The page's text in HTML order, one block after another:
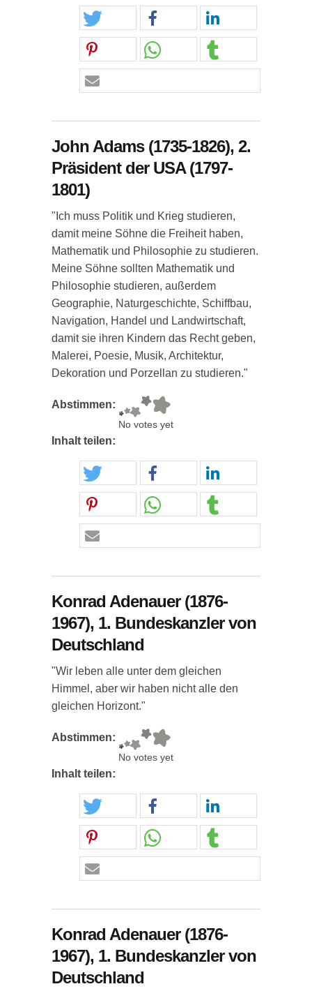
John Adams (1735-1826), 2.
Präsident der USA (1797-
1801)
"Ich muss Politik und Krieg studieren,
damit meine Söhne die Freiheit haben,
Mathematik und Philosophie zu studieren.
Meine Söhne sollten Mathematik und
Philosophie studieren, außerdem
Geographie, Naturgeschichte, Schiffbau,
Navigation, Handel und Landwirtschaft,
damit sie ihren Kindern das Recht geben,
Malerei, Poesie, Musik, Architektur,
Dekoration und Porzellan zu studieren."
Abstimmen:
No votes yet
Inhalt teilen:
Konrad Adenauer (1876-
1967), 1. Bundeskanzler von
Deutschland
"Wir leben alle unter dem gleichen
Himmel, aber wir haben nicht alle den
gleichen Horizont."
Abstimmen:
No votes yet
Inhalt teilen:
Konrad Adenauer (1876-
1967), 1. Bundeskanzler von
Deutschland